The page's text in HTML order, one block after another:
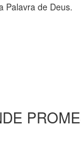
Palavra de Deus.